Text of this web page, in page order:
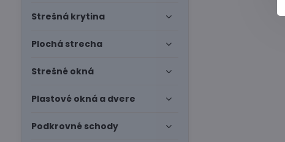
Strešná krytina
Plochá strecha
Strešné okná
Plastové okná a dvere
Podkrovné schody